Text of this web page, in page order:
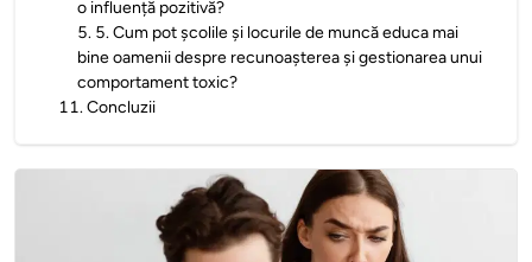
o influență pozitivă?
5. 5. Cum pot școlile și locurile de muncă educa mai
bine oamenii despre recunoașterea și gestionarea unui
comportament toxic?
11.Concluzii